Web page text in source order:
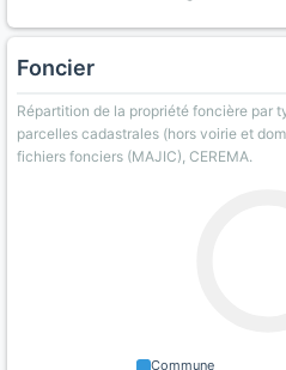
Foncier
Répartition de la propriété foncière par
parcelles cadastrales (hors voirie et
fichiers fonciers (MAJIC), CEREMA.
Commune